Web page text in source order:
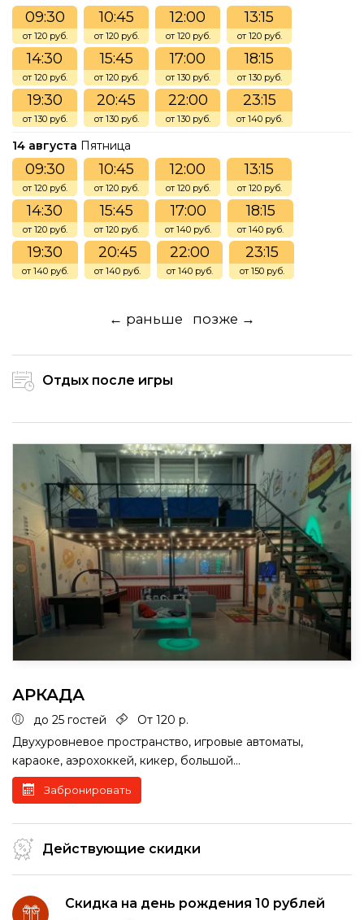
09:30
от 120 руб.
10:45
от 120 руб.
12:00
от 120 руб.
13:15
от 120 руб.
14:30
от 120 руб.
15:45
от 120 руб.
17:00
от 130 руб.
18:15
от 130 руб.
19:30
от 130 руб.
20:45
от 130 руб.
22:00
от 130 руб.
23:15
от 140 руб.
14 августа Пятница
09:30
от 120 руб.
10:45
от 120 руб.
12:00
от 120 руб.
13:15
от 120 руб.
14:30
от 120 руб.
15:45
от 120 руб.
17:00
от 140 руб.
18:15
от 140 руб.
19:30
от 140 руб.
20:45
от 140 руб.
22:00
от 140 руб.
23:15
от 150 руб.
← раньше позже →
Отдых после игры
АРКАДА
до 25 гостей
От 120 р.
Двухуровневое пространство, игровые автоматы,
караоке, аэрохоккей, кикер, большой...
Забронировать
Действующие скидки
Скидка на день рождения 10 рублей